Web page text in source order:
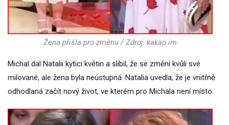
Žena přišla pro změnu / Zdroj: kakao.im
Michal dal Natalii kytici květin a slíbil, že se změní kvůli své
milované, ale žena byla neústupná. Natalia uvedla, že je vnitřně
odhodlaná začít nový život, ve kterém pro Michala není místo.